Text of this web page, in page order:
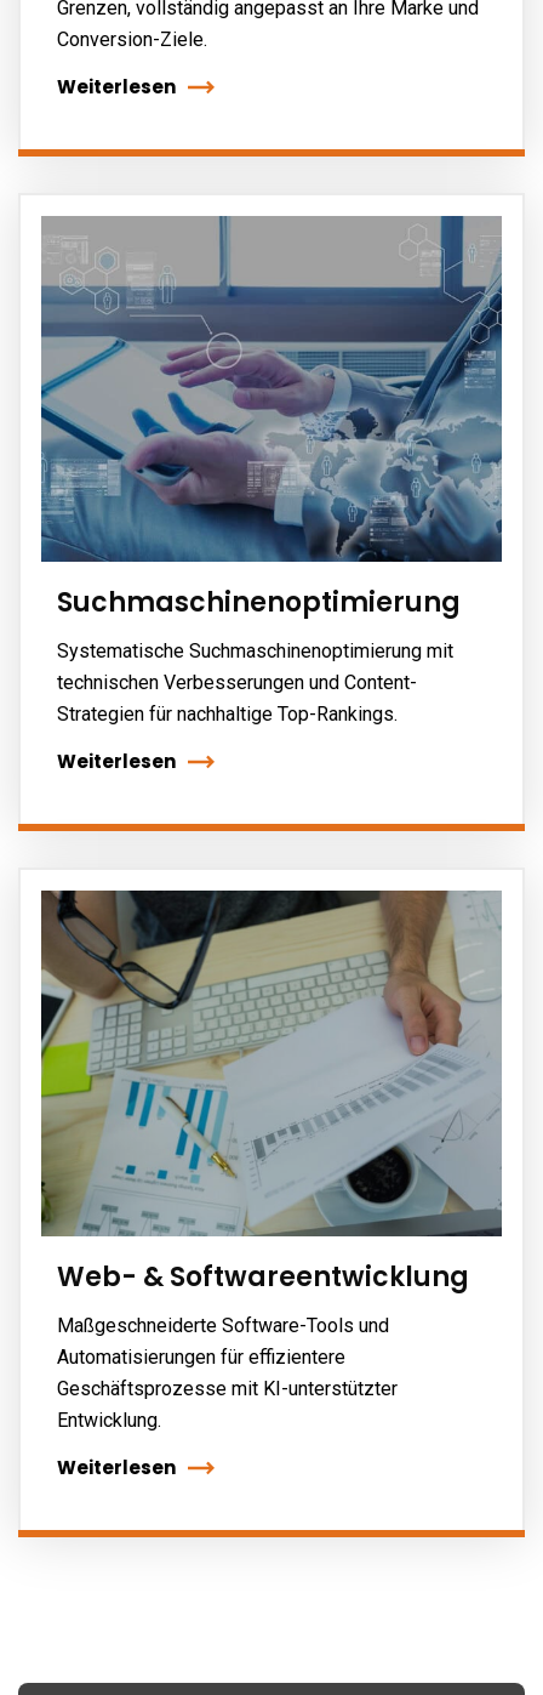
Grenzen, vollständig angepasst an Ihre Marke und
Conversion-Ziele.
Weiterlesen
Suchmaschinenoptimierung
Systematische Suchmaschinenoptimierung mit
technischen Verbesserungen und Content-
Strategien für nachhaltige Top-Rankings.
Weiterlesen
Web- & Softwareentwicklung
Maßgeschneiderte Software-Tools und
Automatisierungen für effizientere
Geschäftsprozesse mit KI-unterstützter
Entwicklung.
Weiterlesen